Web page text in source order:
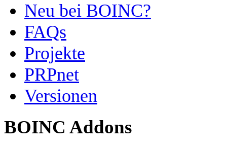
Neu bei BOINC?
FAQs
Projekte
PRPnet
Versionen
BOINC Addons